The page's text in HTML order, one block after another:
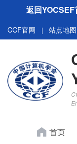
返回YOCSEF
CCF官网 | 站点地图
首页